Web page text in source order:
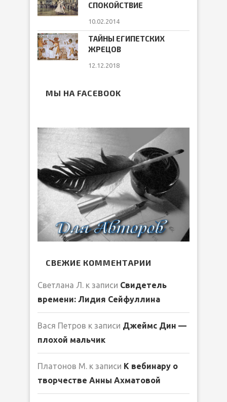
СПОКОЙСТВИЕ
10.02.2014
ТАЙНЫ ЕГИПЕТСКИХ
ЖРЕЦОВ
12.12.2018
МЫ НА FACEBOOK
СВЕЖИЕ КОММЕНТАРИИ
Светлана Л. к записи Свидетель
времени: Лидия Сейфуллина
Вася Петров к записи Джеймс Дин —
плохой мальчик
Платонов М. к записи К вебинару о
творчестве Анны Ахматовой